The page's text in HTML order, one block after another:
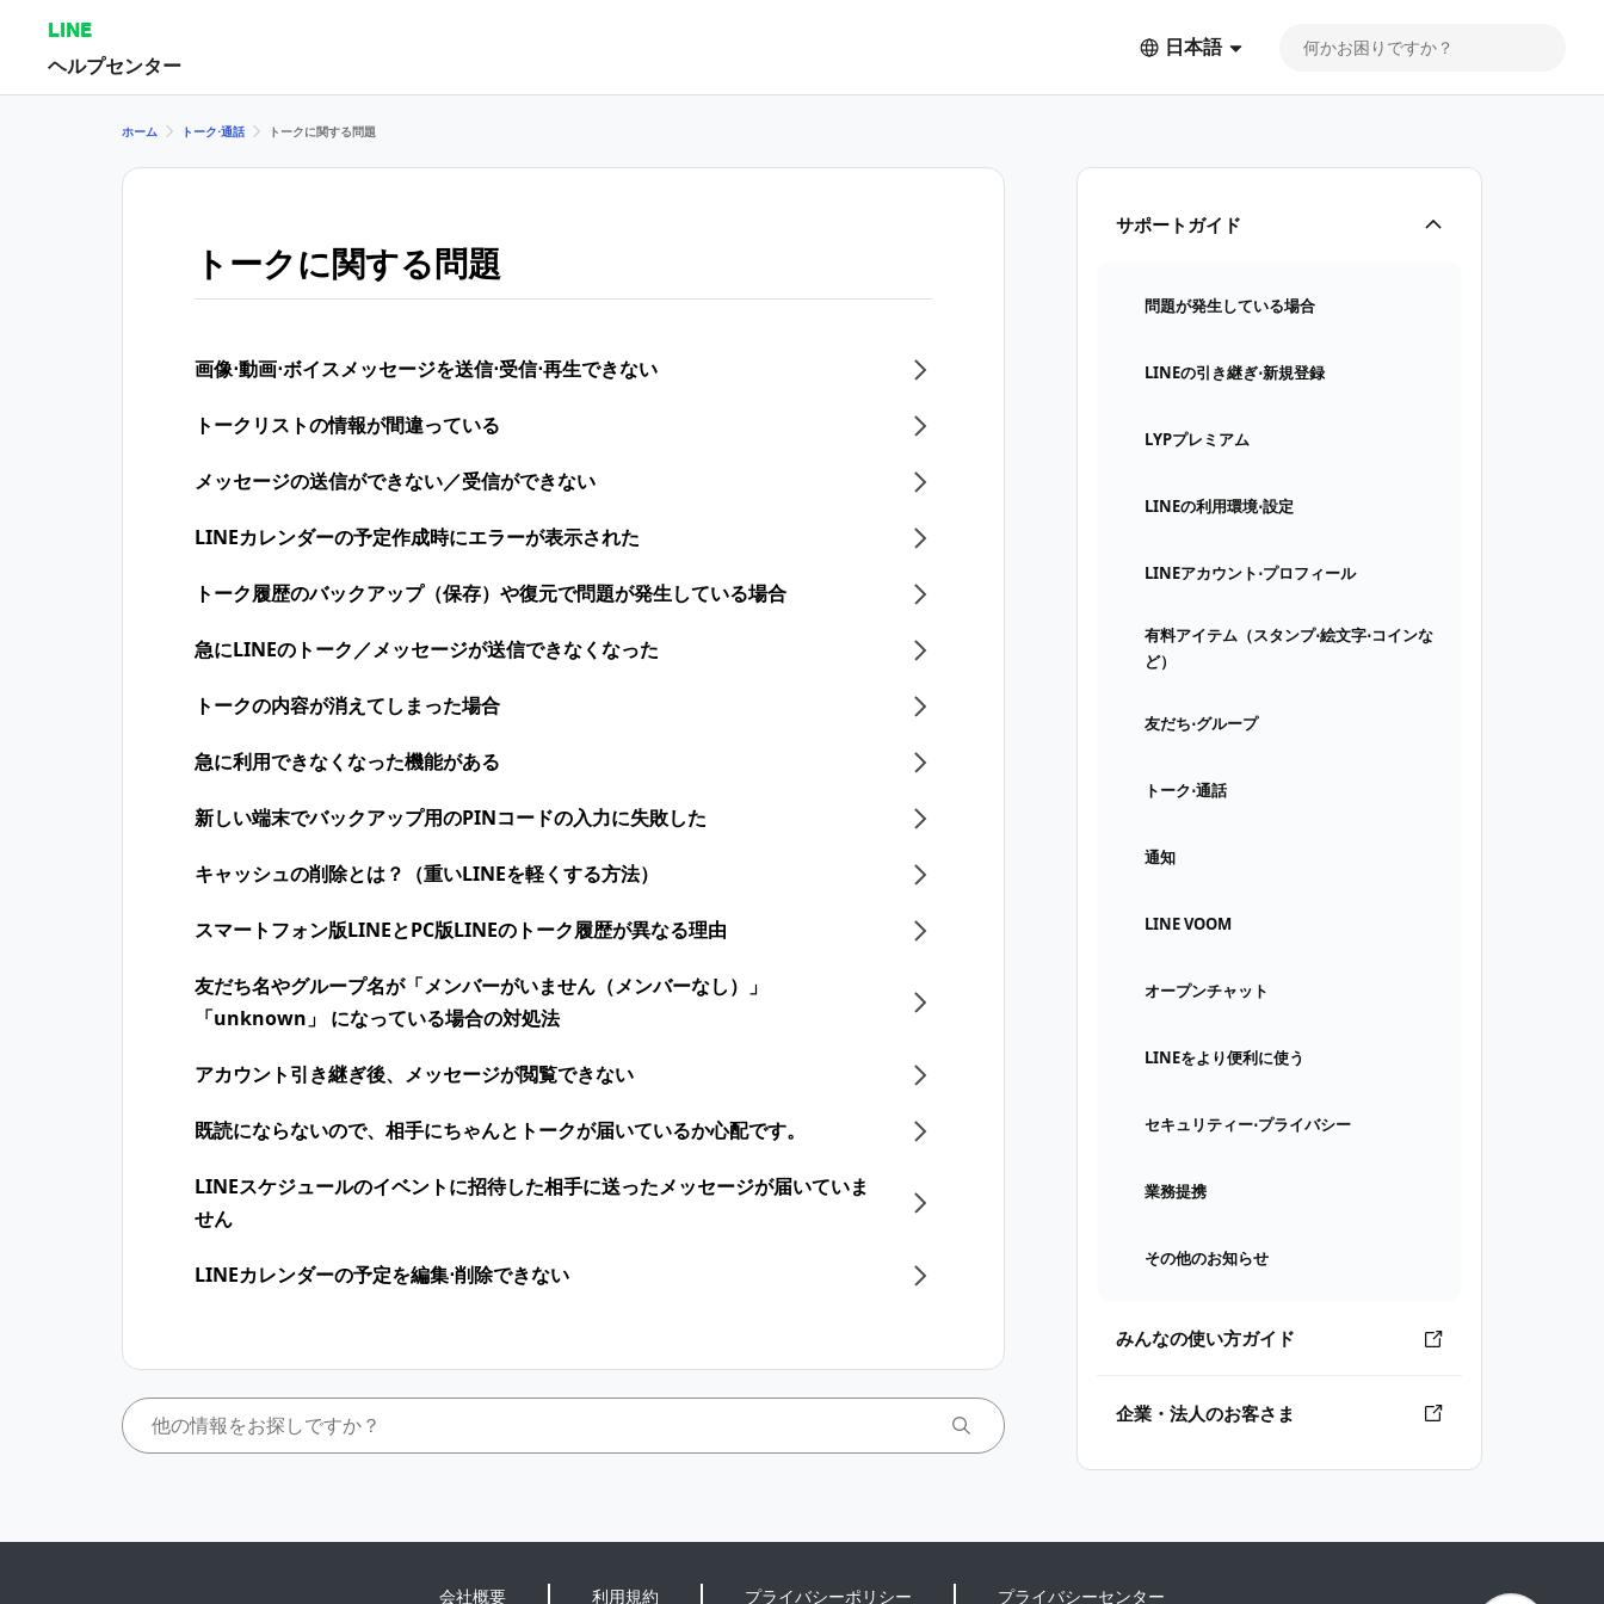
LINE
ヘルプセンター
日本語
サポートガイド
問題が発生している場合
LINEの引き継ぎ⋅新規登録
LYPプレミアム
LINEの利用環境⋅設定
LINEアカウント⋅プロフィール
有料アイテム（スタンプ⋅絵文字⋅コインな
ど）
友だち⋅グループ
トーク⋅通話
通知
LINE VOOM
オープンチャット
LINEをより便利に使う
セキュリティー⋅プライバシー
業務提携
その他のお知らせ
みんなの使い方ガイド
企業・法人のお客さま
ホーム トーク⋅通話 トークに関する問題
トークに関する問題
画像⋅動画⋅ボイスメッセージを送信⋅受信⋅再生できない
トークリストの情報が間違っている
メッセージの送信ができない／受信ができない
LINEカレンダーの予定作成時にエラーが表示された
トーク履歴のバックアップ（保存）や復元で問題が発生している場合
急にLINEのトーク／メッセージが送信できなくなった
トークの内容が消えてしまった場合
急に利用できなくなった機能がある
新しい端末でバックアップ用のPINコードの入力に失敗した
キャッシュの削除とは？（重いLINEを軽くする方法）
スマートフォン版LINEとPC版LINEのトーク履歴が異なる理由
友だち名やグループ名が「メンバーがいません（メンバーなし）」
「unknown」 になっている場合の対処法
アカウント引き継ぎ後、メッセージが閲覧できない
既読にならないので、相手にちゃんとトークが届いているか心配です。
LINEスケジュールのイベントに招待した相手に送ったメッセージが届いていま
せん
LINEカレンダーの予定を編集⋅削除できない
会社概要 利用規約 プライバシーポリシー プライバシーセンター